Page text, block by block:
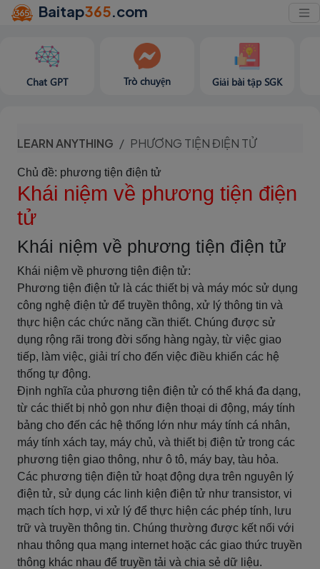
Baitap365.com
Chat GPT Trò chuyện Giải bài tập SGK
LEARN ANYTHING PHƯƠNG TIỆN ĐIỆN TỬ
Chủ đề: phương tiện điện tử
Khái niệm về phương tiện điện
tử
Khái niệm về phương tiện điện tử
Khái niệm về phương tiện điện tử:
Phương tiện điện tử là các thiết bị và máy móc sử dụng
công nghệ điện tử để truyền thông, xử lý thông tin và
thực hiện các chức năng cần thiết. Chúng được sử
dụng rộng rãi trong đời sống hàng ngày, từ việc giao
tiếp, làm việc, giải trí cho đến việc điều khiển các hệ
thống tự động.
Định nghĩa của phương tiện điện tử có thể khá đa dạng,
từ các thiết bị nhỏ gọn như điện thoại di động, máy tính
bảng cho đến các hệ thống lớn như máy tính cá nhân,
máy tính xách tay, máy chủ, và thiết bị điện tử trong các
phương tiện giao thông, như ô tô, máy bay, tàu hỏa.
Các phương tiện điện tử hoạt động dựa trên nguyên lý
điện tử, sử dụng các linh kiện điện tử như transistor, vi
mạch tích hợp, vi xử lý để thực hiện các phép tính, lưu
trữ và truyền thông tin. Chúng thường được kết nối với
nhau thông qua mạng internet hoặc các giao thức truyền
thông khác nhau để truyền tải và chia sẻ dữ liệu.